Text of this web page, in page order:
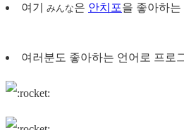
여기 みんな은 안치포을 좋아하
여러분도 좋아하는 언어로 프로